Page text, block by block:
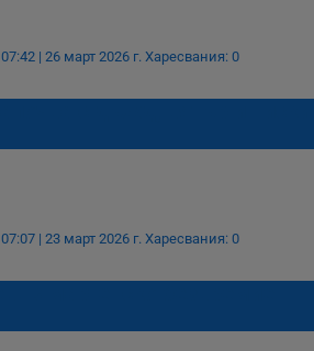
07:42 | 26 март 2026 г. Харесвания: 0
07:07 | 23 март 2026 г. Харесвания: 0